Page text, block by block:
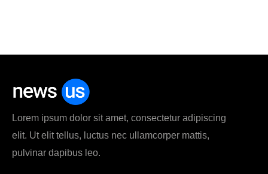
Lorem ipsum dolor sit amet, consectetur adipiscing
elit. Ut elit tellus, luctus nec ullamcorper mattis,
pulvinar dapibus leo.